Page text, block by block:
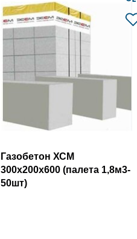
Газобетон ХСМ
300x200x600 (палета 1,8м3-
50шт)